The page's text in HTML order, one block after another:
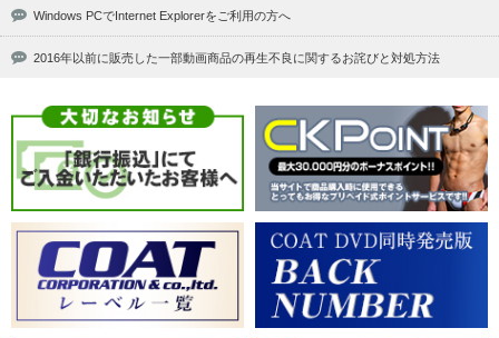
Windows PCでInternet Explorerをご利用の方へ
2016年以前に販売した一部動画商品の再生不良に関するお詫びと対処方法